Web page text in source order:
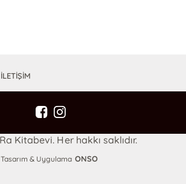
İLETİŞİM
Kitabevi. Her hakkı saklıdır.
Tasarım & Uygulama ONSO